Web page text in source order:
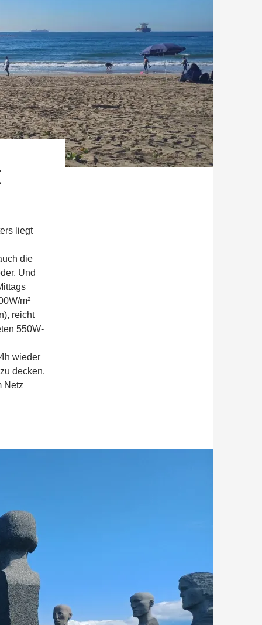
liegt
die
Und
m²
reicht
550W-
wieder
decken.
Netz